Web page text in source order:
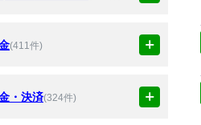
(411件)
・決済(324件)